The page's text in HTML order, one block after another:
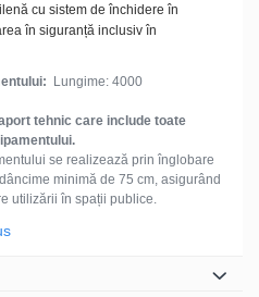
cu sistem de închidere în
în siguranță inclusiv în
Lungime: 4000
tehnic care include toate
se realizează prin înglobare
minimă de 75 cm, asigurând
utilizării în spații publice.